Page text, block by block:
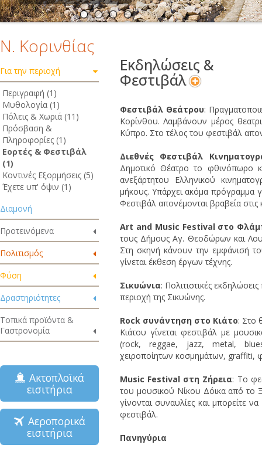
Ν. Κορινθίας
Για την περιοχή
Περιγραφή (1)
Μυθολογία (1)
Πόλεις & Χωριά (11)
Πρόσβαση &
Πληροφορίες (1)
Εορτές & Φεστιβάλ
(1)
Κοντινές Εξορμήσεις (5)
Έχετε υπ' όψιν (1)
Διαμονή
Προτεινόμενα
Πολιτισμός
Φύση
Δραστηριότητες
Τοπικά προϊόντα &
Γαστρονομία
Ακτοπλοϊκά
εισιτήρια
Αεροπορικά
εισιτήρια
Εκδηλώσεις &
Φεστιβάλ
Φεστιβάλ Θεάτρου:
Κορίνθου. Λαμβάνουν μέρος
Κύπρο. Στο τέλος του φεστιβάλ
Διεθνές Φεστιβάλ
Δημοτικό Θέατρο το φθινόπωρο
ανεξάρτητου Ελληνικού
μήκους. Υπάρχει ακόμα πρόγραμμα
Φεστιβάλ απονέμονται βραβεία στις
Art and Music Festival στο
τους Δήμους Αγ. Θεοδώρων και
Στη σκηνή κάνουν την εμφάνισή
γίνεται έκθεση έργων τέχνης.
Σικυώνια: Πολιτιστικές
περιοχή της Σικυώνης.
Rock συνάντηση στο Κιάτο: Στο
Κιάτου γίνεται φεστιβάλ με
(rock, reggae, jazz, metal, blues
χειροποίητων κοσμημάτων, graffiti,
Music Festival στη Ζήρεια: Το
του μουσικού Νίκου Δόικα από το
γίνονται συναυλίες και μπορείτε
φεστιβάλ.
Πανηγύρια